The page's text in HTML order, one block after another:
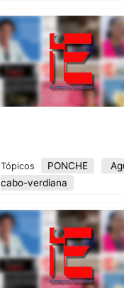
Tópicos PONCHE
cabo-verdiana